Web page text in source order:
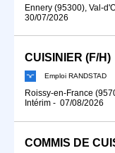
Ennery (95300), Val-
30/07/2026
CUISINIER (F/H)
Emploi RANDSTAD
Roissy-en-France
Intérim - 07/08/2026
COMMIS DE